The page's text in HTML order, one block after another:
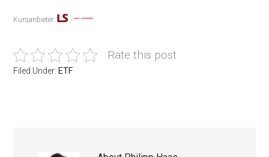
Kursanbieter:
Rate this post
Filed Under: ETF